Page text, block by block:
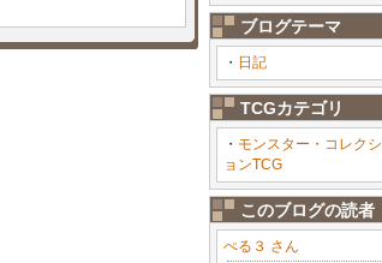
ブログテーマ
・ 日記
TCGカテゴリ
・ モンスター・コレクシ
ョンTCG
このブログの読者
ぺる３ さん